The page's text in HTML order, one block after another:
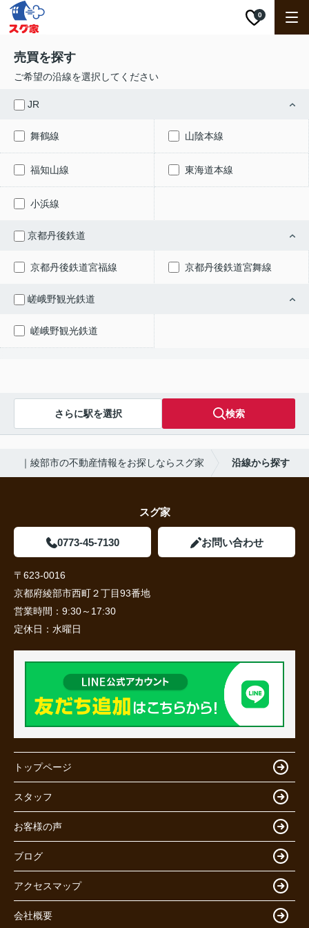
0
売買を探す
ご希望の沿線を選択してください
JR
舞鶴線 山陰本線
福知山線 東海道本線
小浜線
京都丹後鉄道
京都丹後鉄道宮福線 京都丹後鉄道宮舞線
嵯峨野観光鉄道
嵯峨野観光鉄道
さらに駅を選択 検索
｜綾部市の不動産情報をお探しならスグ家 沿線から探す
スグ家
0773-45-7130 お問い合わせ
〒623-0016
京都府綾部市西町２丁目93番地
営業時間： 9:30～17:30
定休日： 水曜日
トップページ
スタッフ
お客様の声
ブログ
アクセスマップ
会社概要